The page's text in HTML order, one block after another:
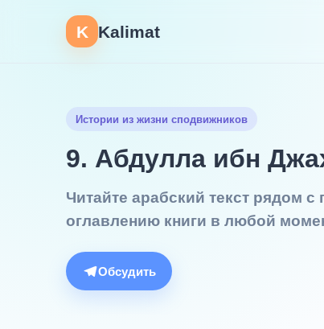
K Kalimat
Истории из жизни сподвижников
9. Абдулла ибн
Читайте арабский текст рядом
оглавлению книги в любой
Обсудить